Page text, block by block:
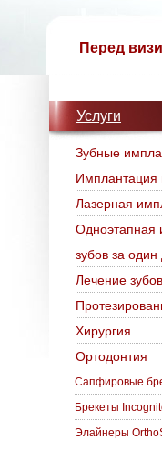
Перед
Услуги
Зубные
Имплантация
Лазерная
Одноэтапная
зубов за один
Лечение зубов
Хирургия
Ортодонтия
Сапфировые
Брекеты
Элайнеры